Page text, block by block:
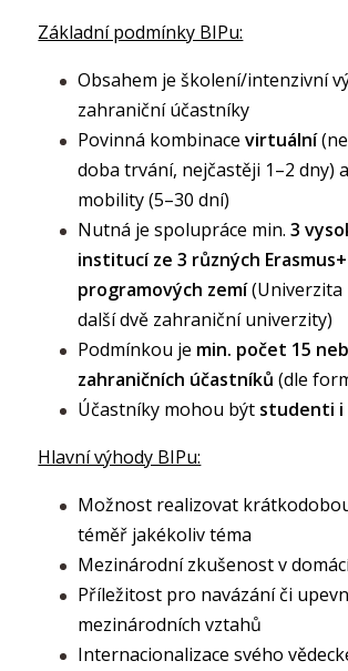
Základní podmínky BIPu:
Obsahem je školení/intenzivní
zahraniční účastníky
Povinná kombinace virtuální
doba trvání, nejčastěji 1–2 dny) a
mobility (5–30 dní)
Nutná je spolupráce min. 3
institucí ze 3 různých Erasmus+
programových zemí(Univerzita
další dvě zahraniční univerzity)
Podmínkou je min. počet 15
zahraničních účastníků (dle
Účastníky mohou být studenti i
Hlavní výhody BIPu:
Možnost realizovat
téměř jakékoliv téma
Mezinárodní zkušenost v
Příležitost pro navázání či
mezinárodních vztahů
Internacionalizace svého